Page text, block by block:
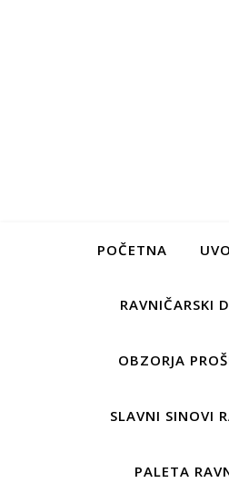
POČETNA
RAVNIČARSKI
OBZORJA
SLAVNI SINOVI
PALETA